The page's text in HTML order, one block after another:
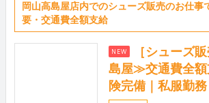
岡山高島屋店内でのシューズ販売のお仕事
要・交通費全額支給
NEW
［シューズ
島屋≫交通費全額
険完備｜私服勤務